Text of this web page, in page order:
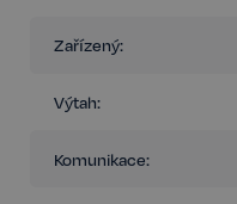
Zařízený:
Výtah:
Komunikace: